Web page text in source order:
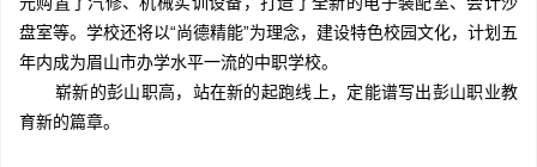
盘室等。学校还将以“尚德精能”为理念，建设特色校园文化，计划五
年内成为眉山市办学水平一流的中职学校。
崭新的彭山职高，站在新的起跑线上，定能谱写出彭山职业教
育新的篇章。